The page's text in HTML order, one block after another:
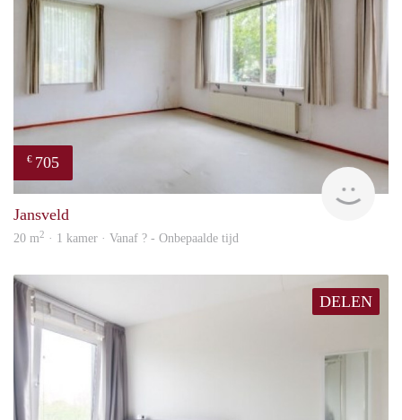
€ 705
Jansveld
20 m2 · 1 kamer · Vanaf ? - Onbepaalde tijd
DELEN